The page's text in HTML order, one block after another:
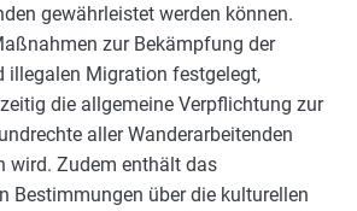
gewährleistet werden können.
zur Bekämpfung der
illegalen Migration festgelegt,
die allgemeine Verpflichtung zur
aller Wanderarbeitenden
wird. Zudem enthält das
Bestimmungen über die kulturellen